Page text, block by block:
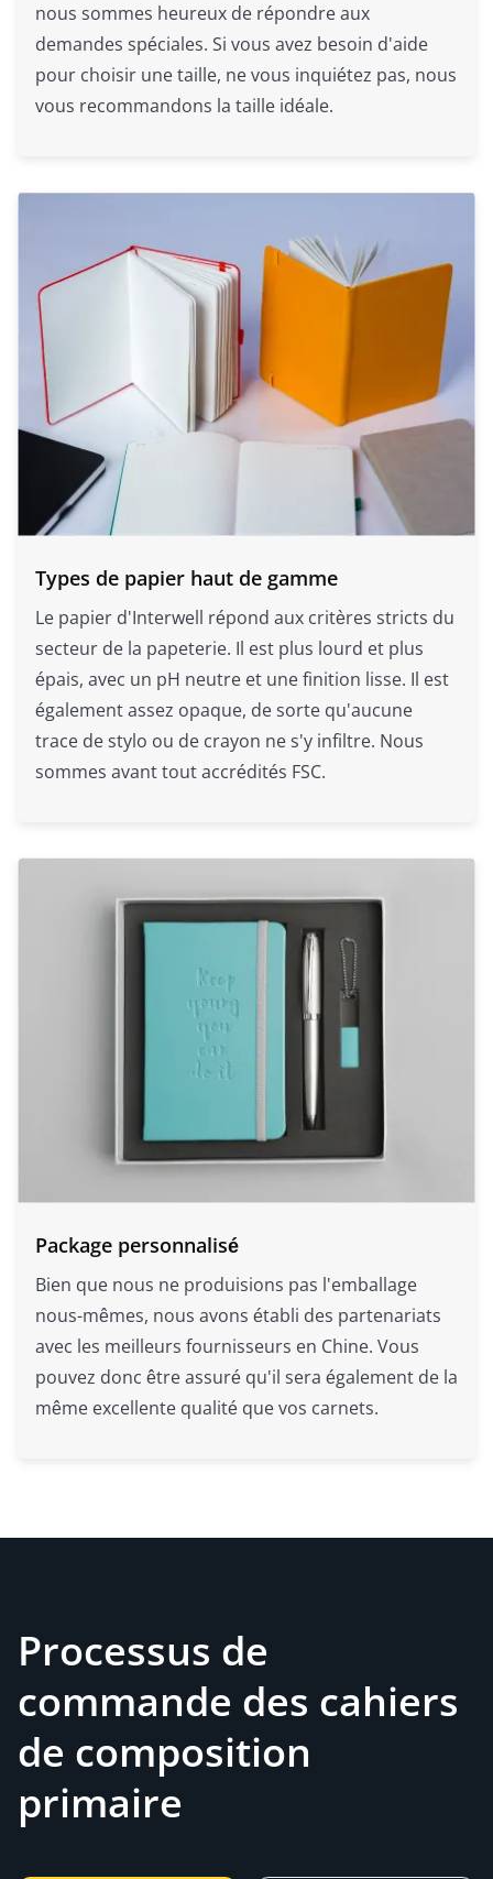
nous sommes heureux de répondre aux
demandes spéciales. Si vous avez besoin d'aide
pour choisir une taille, ne vous inquiétez pas, nous
vous recommandons la taille idéale.
Types de papier haut de gamme
Le papier d'Interwell répond aux critères stricts du
secteur de la papeterie. Il est plus lourd et plus
épais, avec un pH neutre et une finition lisse. Il est
également assez opaque, de sorte qu'aucune
trace de stylo ou de crayon ne s'y infiltre. Nous
sommes avant tout accrédités FSC.
Package personnalisé
Bien que nous ne produisions pas l'emballage
nous-mêmes, nous avons établi des partenariats
avec les meilleurs fournisseurs en Chine. Vous
pouvez donc être assuré qu'il sera également de la
même excellente qualité que vos carnets.
Processus de
commande des cahiers
de composition
primaire